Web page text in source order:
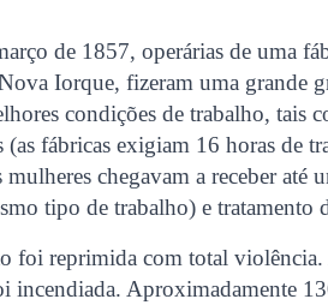
de 1857, operárias de uma
Iorque, fizeram uma grande
condições de trabalho, tais
(as fábricas exigiam 16 horas de
mulheres chegavam a receber
tipo de trabalho) e tratamento
foi reprimida com total
incendiada. Aproximadamente